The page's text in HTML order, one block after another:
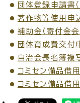
入園・入学
団体登録申請書
著作物等使用申
補助金（寄付金
団体育成費交付
自治会長名簿複
コミセン備品借
コミセン備品借